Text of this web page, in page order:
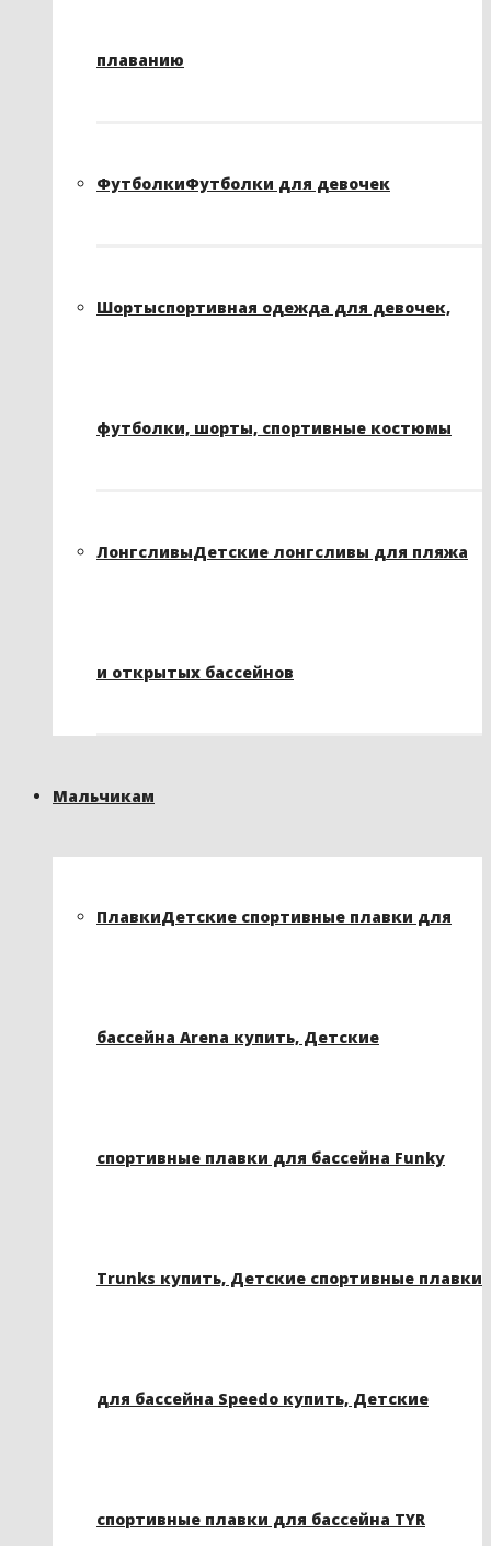
плаванию
ФутболкиФутболки для девочек
Шортыспортивная одежда для девочек,
футболки, шорты, спортивные костюмы
ЛонгсливыДетские лонгсливы для пляжа
и открытых бассейнов
Мальчикам
ПлавкиДетские спортивные плавки для
бассейна Arena купить, Детские
спортивные плавки для бассейна Funky
Trunks купить, Детские спортивные плавки
для бассейна Speedo купить, Детские
спортивные плавки для бассейна TYR